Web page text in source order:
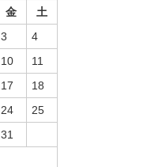
金 土
3
4
10
11
17
18
24
25
31